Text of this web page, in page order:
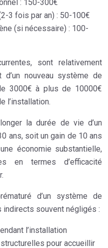
: 150-300€
3 fois par an) : 50-100€
(si nécessaire) : 100-
sont relativement
nouveau système de
3000€ à plus de 10000€
l’installation.
la durée de vie d’un
ans, soit un gain de 10 ans
économie substantielle,
en termes d’efficacité
d’un système de
souvent négligés :
l’installation
pour accueillir